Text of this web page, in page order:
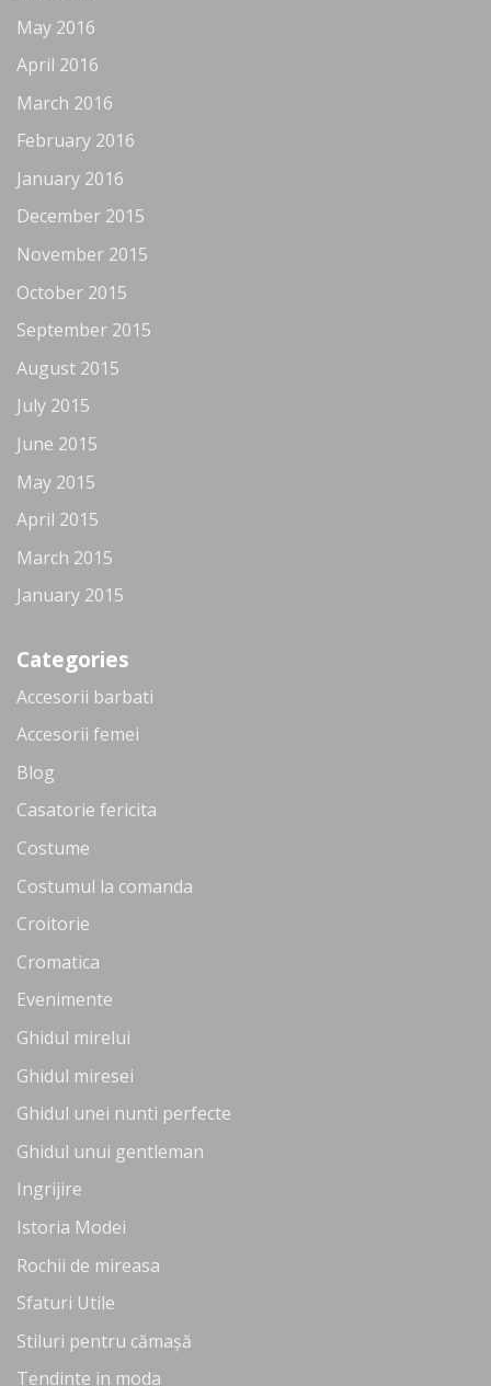
May 2016
April 2016
March 2016
February 2016
January 2016
December 2015
November 2015
October 2015
September 2015
August 2015
July 2015
June 2015
May 2015
April 2015
March 2015
January 2015
Categories
Accesorii barbati
Accesorii femei
Blog
Casatorie fericita
Costume
Costumul la comanda
Croitorie
Cromatica
Evenimente
Ghidul mirelui
Ghidul miresei
Ghidul unei nunti perfecte
Ghidul unui gentleman
Ingrijire
Istoria Modei
Rochii de mireasa
Sfaturi Utile
Stiluri pentru cămașă
Tendinte in moda